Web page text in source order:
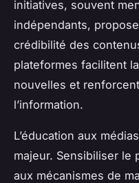
initiatives, souvent
indépendants,
crédibilité des
plateformes facilitent
nouvelles et
l’information.
L’éducation aux
majeur. Sensibiliser le
aux mécanismes de